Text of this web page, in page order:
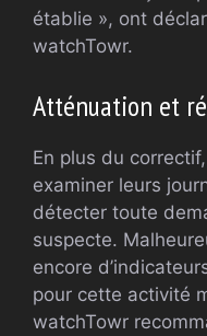
établie », ont
watchTowr.
Atténuation et
En plus du
examiner leurs
détecter toute
suspecte.
encore
pour cette activité
watchTowr